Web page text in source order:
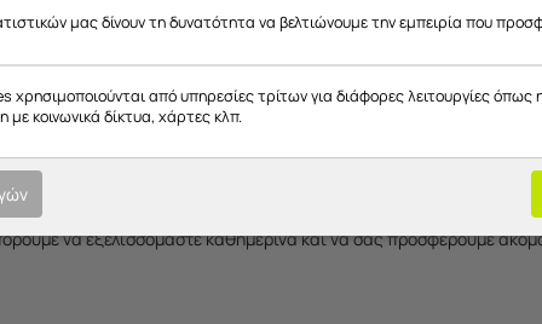
Εδώ:
Υποστήριξή σας!
των προϊόντων και των υπηρεσιών μας, και είμαστε
κάθε θετική κριτική μας βοηθά να βελτιώσουμε ακόμη περισσότερο
να εξελισσόμαστε καθημερινά και να σας προσφέρουμε
μας δίνουν τη δυνατότητα να βελτιώνουμε την εμπειρία που
χρησιμοποιούνται από υπηρεσίες τρίτων για διάφορες λειτουργίες όπως
με κοινωνικά δίκτυα, χάρτες κλπ.